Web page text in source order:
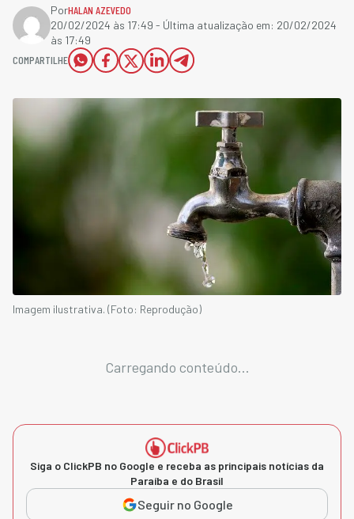
PorHALAN AZEVEDO
20/02/2024 às 17:49 - Última atualização em: 20/02/2024
às 17:49
COMPARTILHE
Imagem ilustrativa. (Foto: Reprodução)
Carregando conteúdo...
Siga o ClickPB no Google e receba as principais notícias da
Paraíba e do Brasil
Seguir no Google